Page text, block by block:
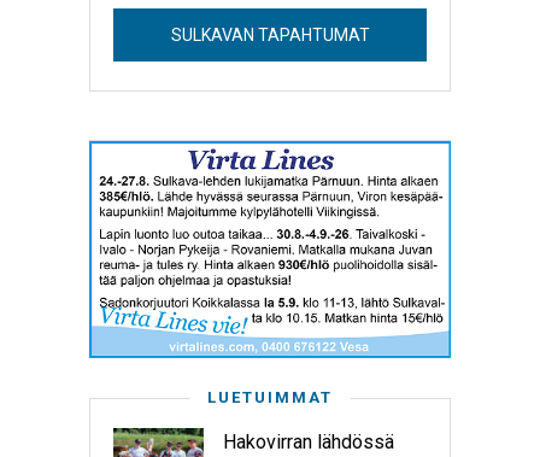
SULKAVAN TAPAHTUMAT
LUETUIMMAT
Hakovirran lähdössä